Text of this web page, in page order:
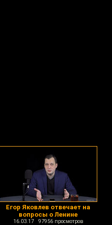
Егор Яковлев отвечает на
вопросы о Ленине
16.03.17 97956 просмотров